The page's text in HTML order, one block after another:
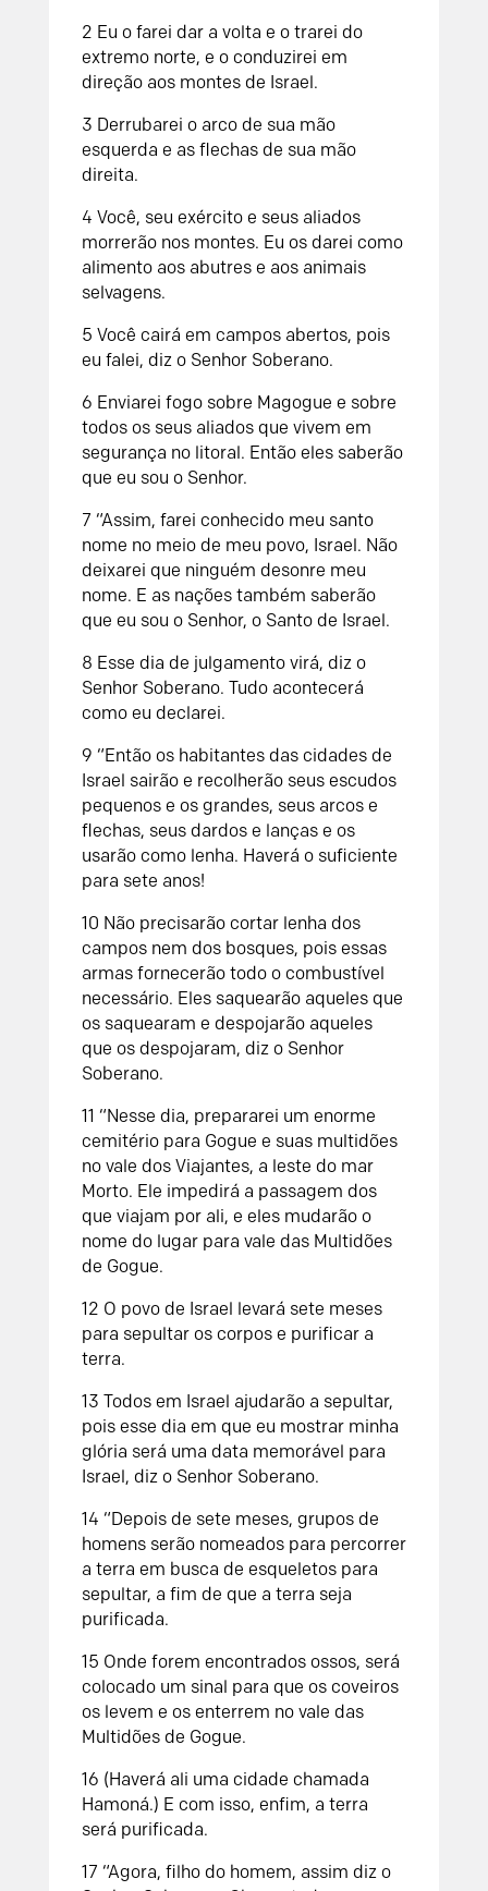
2 Eu o farei dar a volta e o trarei do
extremo norte, e o conduzirei em
direção aos montes de Israel.
3 Derrubarei o arco de sua mão
esquerda e as flechas de sua mão
direita.
4 Você, seu exército e seus aliados
morrerão nos montes. Eu os darei como
alimento aos abutres e aos animais
selvagens.
5 Você cairá em campos abertos, pois
eu falei, diz o Senhor Soberano.
6 Enviarei fogo sobre Magogue e sobre
todos os seus aliados que vivem em
segurança no litoral. Então eles saberão
que eu sou o Senhor.
7 “Assim, farei conhecido meu santo
nome no meio de meu povo, Israel. Não
deixarei que ninguém desonre meu
nome. E as nações também saberão
que eu sou o Senhor, o Santo de Israel.
8 Esse dia de julgamento virá, diz o
Senhor Soberano. Tudo acontecerá
como eu declarei.
9 “Então os habitantes das cidades de
Israel sairão e recolherão seus escudos
pequenos e os grandes, seus arcos e
flechas, seus dardos e lanças e os
usarão como lenha. Haverá o suficiente
para sete anos!
10 Não precisarão cortar lenha dos
campos nem dos bosques, pois essas
armas fornecerão todo o combustível
necessário. Eles saquearão aqueles que
os saquearam e despojarão aqueles
que os despojaram, diz o Senhor
Soberano.
11 “Nesse dia, prepararei um enorme
cemitério para Gogue e suas multidões
no vale dos Viajantes, a leste do mar
Morto. Ele impedirá a passagem dos
que viajam por ali, e eles mudarão o
nome do lugar para vale das Multidões
de Gogue.
12 O povo de Israel levará sete meses
para sepultar os corpos e purificar a
terra.
13 Todos em Israel ajudarão a sepultar,
pois esse dia em que eu mostrar minha
glória será uma data memorável para
Israel, diz o Senhor Soberano.
14 “Depois de sete meses, grupos de
homens serão nomeados para percorrer
a terra em busca de esqueletos para
sepultar, a fim de que a terra seja
purificada.
15 Onde forem encontrados ossos, será
colocado um sinal para que os coveiros
os levem e os enterrem no vale das
Multidões de Gogue.
16 (Haverá ali uma cidade chamada
Hamoná.) E com isso, enfim, a terra
será purificada.
17 “Agora, filho do homem, assim diz o